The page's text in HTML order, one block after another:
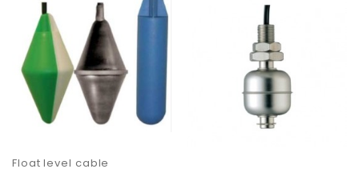
Float level cable